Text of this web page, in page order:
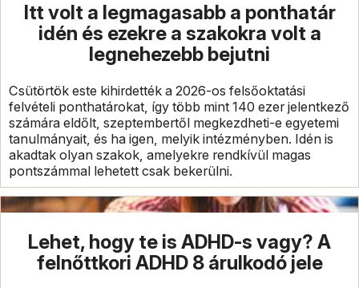
Itt volt a legmagasabb a ponthatár
idén és ezekre a szakokra volt a
legnehezebb bejutni
Csütörtök este kihirdették a 2026-os felsőoktatási
felvételi ponthatárokat, így több mint 140 ezer jelentkező
számára eldőlt, szeptembertől megkezdheti-e egyetemi
tanulmányait, és ha igen, melyik intézményben. Idén is
akadtak olyan szakok, amelyekre rendkívül magas
pontszámmal lehetett csak bekerülni.
Lehet, hogy te is ADHD-s vagy? A
felnőttkori ADHD 8 árulkodó jele